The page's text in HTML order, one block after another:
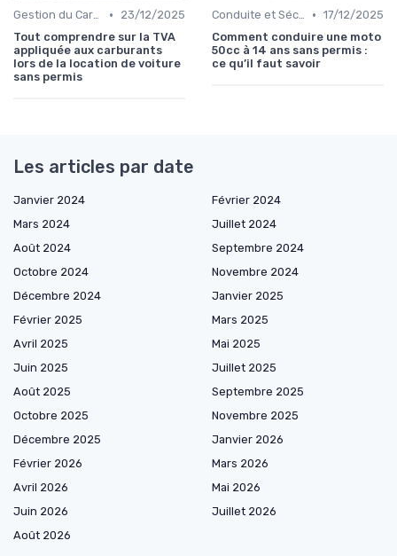
Gestion du Carburant et Entretien •
23/12/2025
Tout comprendre sur la TVA
appliquée aux carburants
lors de la location de voiture
sans permis
Conduite et Sécurité • 17/12/2025
Comment conduire une moto
50cc à 14 ans sans permis :
ce qu’il faut savoir
Les articles par date
Janvier 2024
Février 2024
Mars 2024
Juillet 2024
Août 2024
Septembre 2024
Octobre 2024
Novembre 2024
Décembre 2024
Janvier 2025
Février 2025
Mars 2025
Avril 2025
Mai 2025
Juin 2025
Juillet 2025
Août 2025
Septembre 2025
Octobre 2025
Novembre 2025
Décembre 2025
Janvier 2026
Février 2026
Mars 2026
Avril 2026
Mai 2026
Juin 2026
Juillet 2026
Août 2026